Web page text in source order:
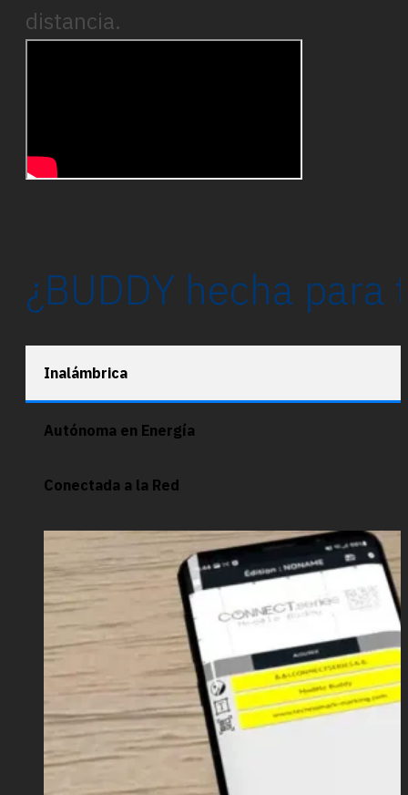
distancia.
¿BUDDY hecha para
Inalámbrica
Autónoma en Energía
Conectada a la Red